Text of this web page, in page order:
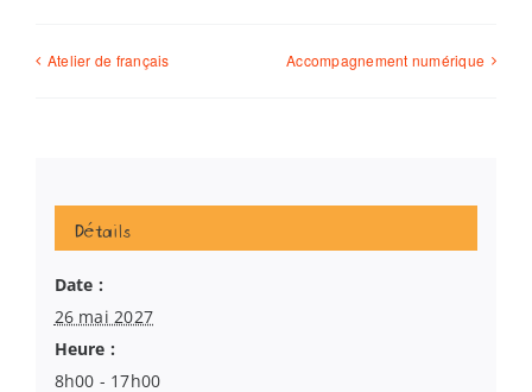
Atelier de français Accompagnement numérique
Détails
Date :
26 mai 2027
Heure :
8h00 - 17h00